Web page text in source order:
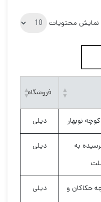
نمایش محتویات
فروشگاه
نوبهار دیلی
به
دیلی
حکاکان و
دیلی